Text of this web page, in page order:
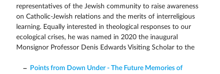
representatives of the Jewish community to raise awareness
on Catholic-Jewish relations and the merits of interreligious
learning. Equally interested in theological responses to our
ecological crises, he was named in 2020 the inaugural
Monsignor Professor Denis Edwards Visiting Scholar to the
Points from Down Under - The Future Memories of